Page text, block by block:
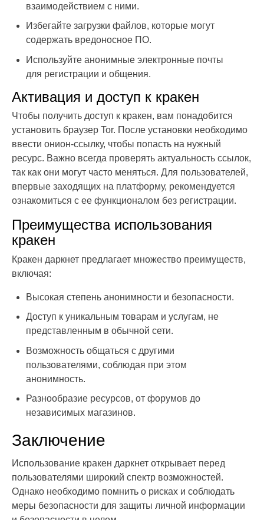
взаимодействием с ними.
Избегайте загрузки файлов, которые могут
содержать вредоносное ПО.
Используйте анонимные электронные почты
для регистрации и общения.
Активация и доступ к кракен
Чтобы получить доступ к кракен, вам понадобится
установить браузер Tor. После установки необходимо
ввести онион-ссылку, чтобы попасть на нужный
ресурс. Важно всегда проверять актуальность ссылок,
так как они могут часто меняться. Для пользователей,
впервые заходящих на платформу, рекомендуется
ознакомиться с ее функционалом без регистрации.
Преимущества использования
кракен
Кракен даркнет предлагает множество преимуществ,
включая:
Высокая степень анонимности и безопасности.
Доступ к уникальным товарам и услугам, не
представленным в обычной сети.
Возможность общаться с другими
пользователями, соблюдая при этом
анонимность.
Разнообразие ресурсов, от форумов до
независимых магазинов.
Заключение
Использование кракен даркнет открывает перед
пользователями широкий спектр возможностей.
Однако необходимо помнить о рисках и соблюдать
меры безопасности для защиты личной информации